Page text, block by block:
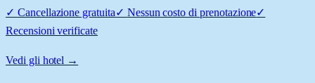
✓ Cancellazione gratuita✓ Nessun costo di prenotazione✓
Recensioni verificate
Vedi gli hotel →